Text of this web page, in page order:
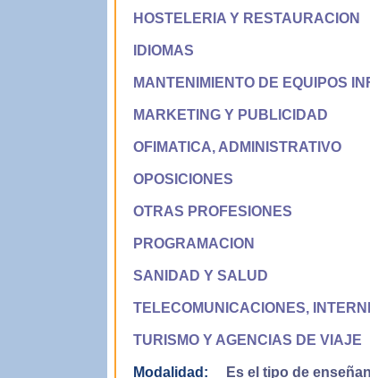
HOSTELERIA Y RESTAURACION
IDIOMAS
MANTENIMIENTO DE EQUIPOS
MARKETING Y PUBLICIDAD
OFIMATICA, ADMINISTRATIVO
OPOSICIONES
OTRAS PROFESIONES
PROGRAMACION
SANIDAD Y SALUD
TELECOMUNICACIONES,
TURISMO Y AGENCIAS DE VIAJE
Modalidad: Es el tipo de